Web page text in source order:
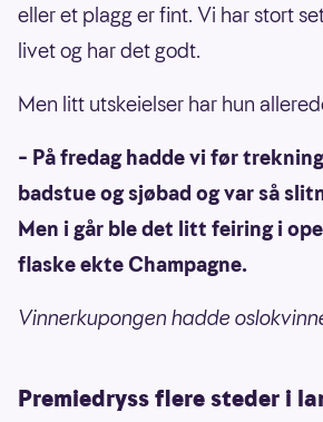
eller et plagg er fint. Vi har stort
livet og har det godt.
Men litt utskeielser har hun
– På fredag hadde vi før
badstue og sjøbad og var så
Men i går ble det litt feiring i
flaske ekte Champagne.
Vinnerkupongen hadde
Premiedryss flere steder i